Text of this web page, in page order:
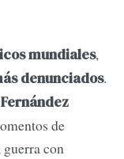
mundiales,
denunciados.
de
con